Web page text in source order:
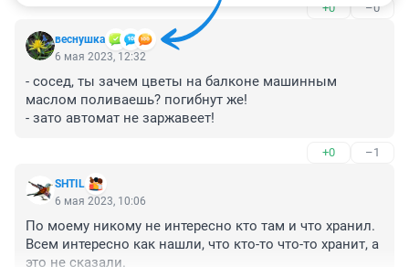
+0 –0
веснушка
6 мая 2023, 12:32
- сосед, ты зачем цветы на балконе машинным
маслом поливаешь? погибнут же!
- зато автомат не заржавеет!
+0 –1
SHTIL
6 мая 2023, 10:06
По моему никому не интересно кто там и что хранил.
Всем интересно как нашли, что кто-то что-то хранит, а
это не сказали.